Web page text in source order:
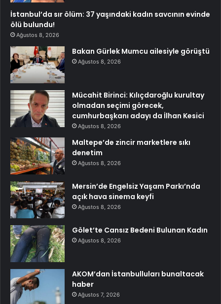
İstanbul’da sır ölüm: 37 yaşındaki kadın savcının evinde
ölü bulundu!
Ağustos 8, 2026
Bakan Gürlek Mumcu ailesiyle görüştü
Ağustos 8, 2026
Mücahit Birinci: Kılıçdaroğlu kurultay
olmadan seçimi görecek,
cumhurbaşkanı adayı da İlhan Kesici
Ağustos 8, 2026
Maltepe’de zincir marketlere sıkı
denetim
Ağustos 8, 2026
Mersin’de Engelsiz Yaşam Parkı’nda
açık hava sinema keyfi
Ağustos 8, 2026
Gölet’te Cansız Bedeni Bulunan Kadın
Ağustos 8, 2026
AKOM’dan İstanbulluları bunaltacak
haber
Ağustos 7, 2026